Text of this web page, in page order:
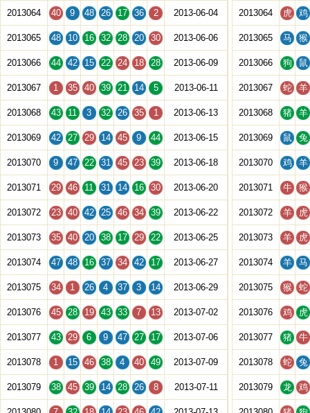
2013064 40 9 48 26 17 36 2 2013-06-04
2013065 48 10 16 32 28 20 30 2013-06-06
2013066 44 42 15 22 24 18 28 2013-06-09
2013067 1 35 40 39 21 14 5 2013-06-11
2013068 43 11 3 32 26 35 1 2013-06-13
2013069 42 27 29 14 45 9 44 2013-06-15
2013070 9 47 22 31 45 23 39 2013-06-18
2013071 29 46 11 31 14 16 30 2013-06-20
2013072 23 40 42 25 46 34 39 2013-06-22
2013073 35 40 20 38 17 29 22 2013-06-25
2013074 47 48 16 37 34 42 17 2013-06-27
2013075 34 1 26 4 37 3 14 2013-06-29
2013076 45 28 19 43 33 7 13 2013-07-02
2013077 43 29 6 9 47 27 17 2013-07-06
2013078 1 15 46 38 4 40 49 2013-07-09
2013079 38 45 39 14 28 26 8 2013-07-11
2013064 虎 鸡
2013065 马 猴
2013066 狗 鼠
2013067 蛇 羊
2013068 猪 羊
2013069 鼠 兔
2013070 鸡 羊
2013071 牛 猴
2013072 羊 虎
2013073 羊 虎
2013074 羊 马
2013075 猴 蛇
2013076 鸡 虎
2013077 猪 牛
2013078 蛇 兔
2013079 龙 鸡